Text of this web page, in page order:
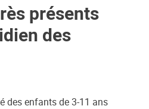
présents
des
des enfants de 3-11 ans